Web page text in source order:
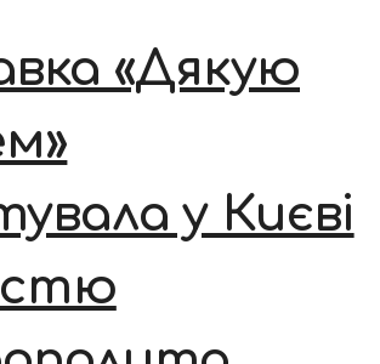
«Дякую
у Києві